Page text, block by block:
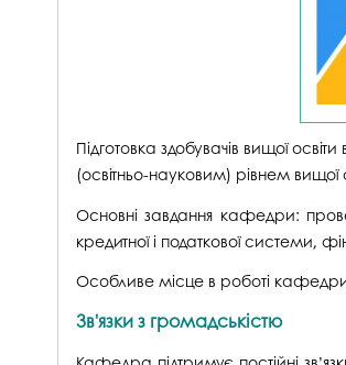
Підготовка здобувачів вищої
(освітньо-науковим) рівнем вищої
Основні завдання кафедри:
кредитної і податкової системи,
Особливе місце в роботі кафедри
Зв'язки з громадськістю